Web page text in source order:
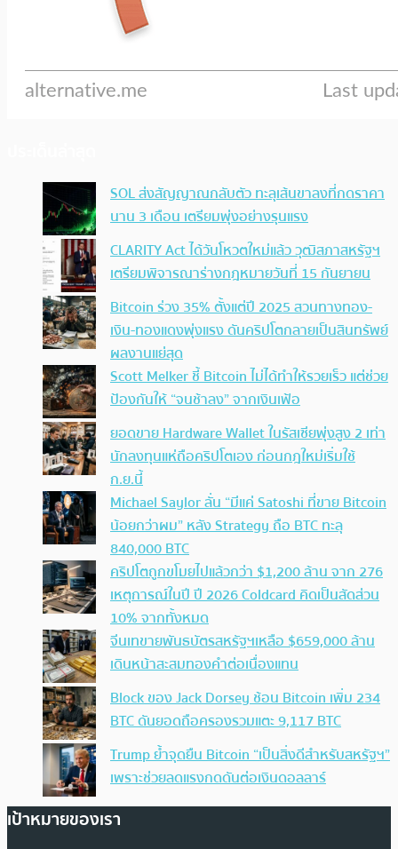
SOL ส่งสัญญาณกลับตัว ทะลุเส้นขาลงที่กดราคา
นาน 3 เดือน เตรียมพุ่งอย่างรุนแรง
CLARITY Act ได้วันโหวตใหม่แล้ว วุฒิสภาสหรัฐฯ
เตรียมพิจารณาร่างกฎหมายวันที่ 15 กันยายน
Bitcoin ร่วง 35% ตั้งแต่ปี 2025 สวนทางทอง-
เงิน-ทองแดงพุ่งแรง ดันคริปโตกลายเป็นสินทรัพย์
ผลงานแย่สุด
Scott Melker ชี้ Bitcoin ไม่ได้ทำให้รวยเร็ว แต่ช่วย
ป้องกันให้ “จนช้าลง” จากเงินเฟ้อ
ยอดขาย Hardware Wallet ในรัสเซียพุ่งสูง 2 เท่า
นักลงทุนแห่ถือคริปโตเอง ก่อนกฎใหม่เริ่มใช้
ก.ย.นี้
Michael Saylor ลั่น “มีแค่ Satoshi ที่ขาย Bitcoin
น้อยกว่าผม” หลัง Strategy ถือ BTC ทะลุ
840,000 BTC
คริปโตถูกขโมยไปแล้วกว่า $1,200 ล้าน จาก 276
เหตุการณ์ในปี ปี 2026 Coldcard คิดเป็นสัดส่วน
10% จากทั้งหมด
จีนเทขายพันธบัตรสหรัฐฯเหลือ $659,000 ล้าน
เดินหน้าสะสมทองคำต่อเนื่องแทน
Block ของ Jack Dorsey ช้อน Bitcoin เพิ่ม 234
BTC ดันยอดถือครองรวมแตะ 9,117 BTC
Trump ย้ำจุดยืน Bitcoin “เป็นสิ่งดีสำหรับสหรัฐฯ”
เพราะช่วยลดแรงกดดันต่อเงินดอลลาร์
เป้าหมายของเรา